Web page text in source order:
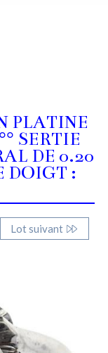
PLATINE
SERTIE
DE 0.20
DOIGT :
Lot suivant